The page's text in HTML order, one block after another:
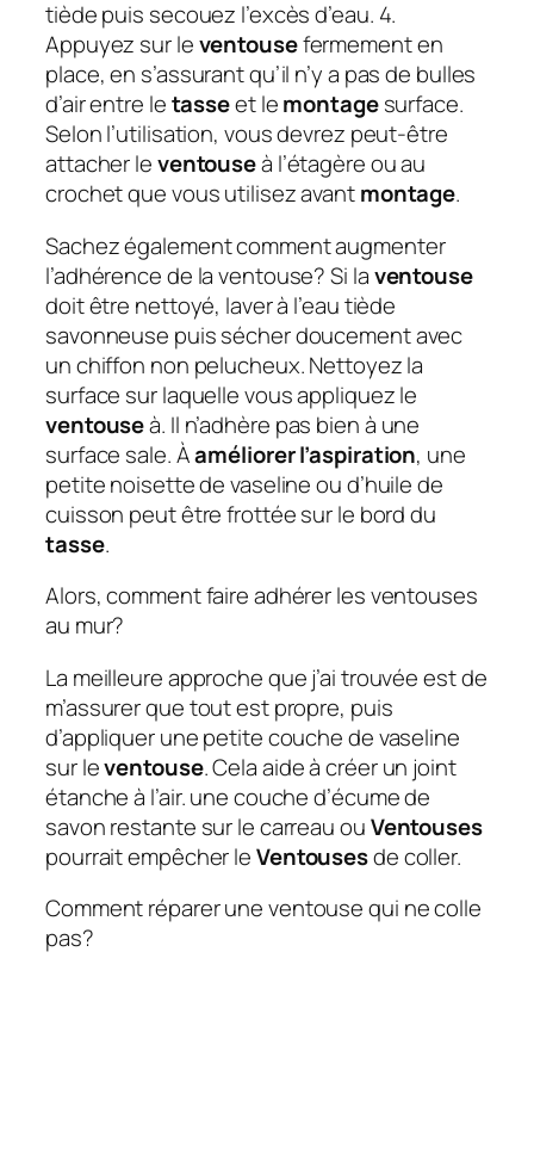
tiède puis secouez l’excès d’eau. 4.
Appuyez sur leventousefermement en
place, en s’assurant qu’il n’y a pas de bulles
d’air entre letasseet lemontagesurface.
Selon l’utilisation, vous devrez peut-être
attacher leventouseà l’étagère ou au
crochet que vous utilisez avantmontage.
Sachez également comment augmenter
l’adhérence de la ventouse?Si laventouse
doit être nettoyé, laver à l’eau tiède
savonneuse puis sécher doucement avec
un chiffon non pelucheux. Nettoyez la
surface sur laquelle vous appliquez le
ventouseà. Il n’adhère pas bien à une
surface sale. Àaméliorer l’aspiration, une
petite noisette de vaseline ou d’huile de
cuisson peut être frottée sur le bord du
tasse.
Alors, comment faire adhérer les ventouses
au mur?
La meilleure approche que j’ai trouvée est de
m’assurer que tout est propre, puis
d’appliquer une petite couche de vaseline
sur leventouse. Cela aide à créer un joint
étanche à l’air. une couche d’écume de
savon restante sur le carreau ouVentouses
pourrait empêcher leVentousesde coller.
Comment réparer une ventouse qui ne colle
pas?